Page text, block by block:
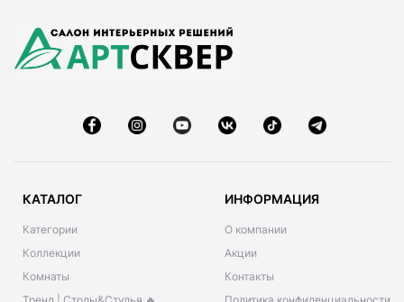
КАТАЛОГ
Категории
Коллекции
Комнаты
ИНФОРМАЦИЯ
О компании
Акции
Контакты